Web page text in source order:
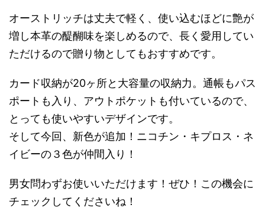
オーストリッチは丈夫で軽く、使い込むほどに艶が
増し本革の醍醐味を楽しめるので、長く愛用してい
ただけるので贈り物としてもおすすめです。
カード収納が20ヶ所と大容量の収納力。通帳もパス
ポートも入り、アウトポケットも付いているので、
とっても使いやすいデザインです。
そして今回、新色が追加！ニコチン・キプロス・ネ
イビーの３色が仲間入り！
男女問わずお使いいただけます！ぜひ！この機会に
チェックしてくださいね！